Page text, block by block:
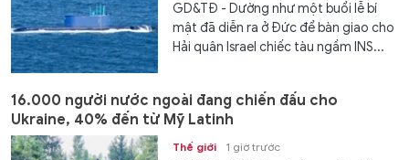
GD&TĐ - Dường như một buổi lễ bí
mật đã diễn ra ở Đức để bàn giao cho
Hải quân Israel chiếc tàu ngầm INS...
16.000 người nước ngoài đang chiến đấu cho
Ukraine, 40% đến từ Mỹ Latinh
Thế giới 1 giờ trước